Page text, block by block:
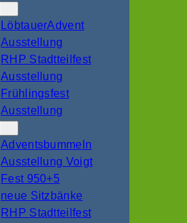
LöbtauerAdvent
Ausstellung
RHP Stadtteilfest
Ausstellung
Frühlingsfest
Ausstellung
Adventsbummeln
Ausstellung Voigt
Fest 950+5
neue Sitzbänke
RHP Stadtteilfest